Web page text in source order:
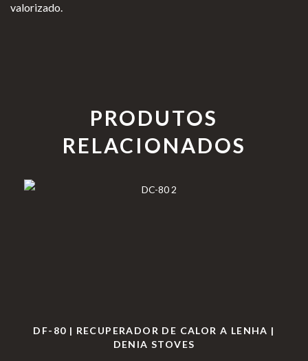
valorizado.
PRODUTOS
RELACIONADOS
DF-80 | RECUPERADOR DE CALOR A LENHA |
DENIA STOVES